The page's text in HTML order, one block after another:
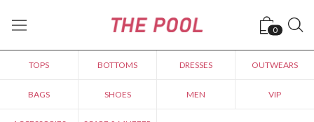
0
TOPS BOTTOMS DRESSES OUTWEARS
BAGS SHOES MEN VIP